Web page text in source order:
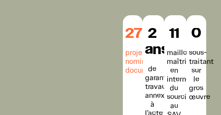
27
projets
nominatifs
documentés
2
ans
de
garantie
travaux
annexée
à
11
maillons
maîtrisés
en
interne,
du
sourcing
au
0
sous-
traitant
sur
le
gros
œuvre